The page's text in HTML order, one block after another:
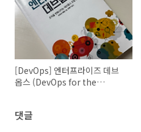
[DevOps] 엔터프라이즈 데브
옵스 (DevOps for the
댓글